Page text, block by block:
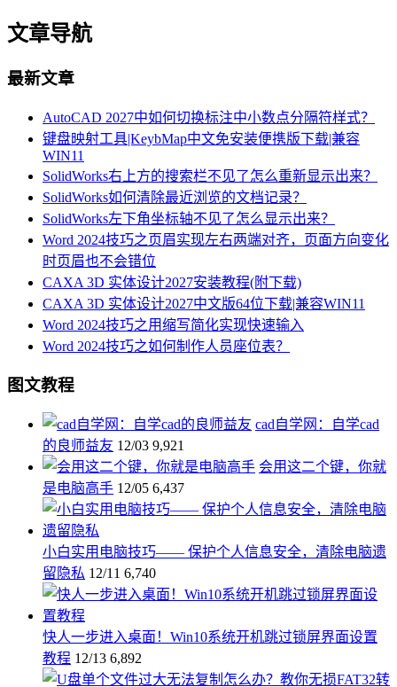
文章导航
最新文章
AutoCAD 2027中如何切换标注中小数点分隔符样式？
键盘映射工具|KeybMap中文免安装便携版下载|兼容
WIN11
SolidWorks右上方的搜索栏不见了怎么重新显示出来？
SolidWorks如何清除最近浏览的文档记录？
SolidWorks左下角坐标轴不见了怎么显示出来？
Word 2024技巧之页眉实现左右两端对齐，页面方向变化
时页眉也不会错位
CAXA 3D 实体设计2027安装教程(附下载)
CAXA 3D 实体设计2027中文版64位下载|兼容WIN11
Word 2024技巧之用缩写简化实现快速输入
Word 2024技巧之如何制作人员座位表？
图文教程
cad自学网：自学cad
的良师益友 12/03 9,921
会用这二个键，你就
是电脑高手 12/05 6,437
小白实用电脑技巧—— 保护个人信息安全，清除电脑遗
留隐私 12/11 6,740
快人一步进入桌面！Win10系统开机跳过锁屏界面设置
教程 12/13 6,892